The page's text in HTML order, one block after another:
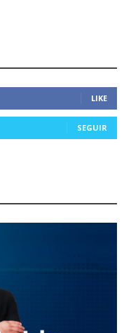
LIKE
SEGUIR